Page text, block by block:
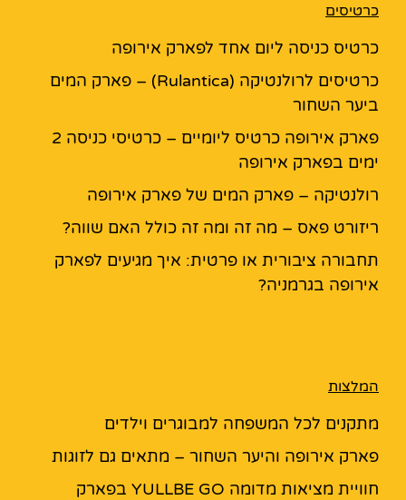
כרטיסים
כרטיס כניסה ליום אחד לפארק אירופה
כרטיסים לרולנטיקה (Rulantica) – פארק המים
ביער השחור
פארק אירופה כרטיס ליומיים – כרטיסי כניסה 2
ימים בפארק אירופה
רולנטיקה – פארק המים של פארק אירופה
ריזורט פאס – מה זה ומה זה כולל האם שווה?
תחבורה ציבורית או פרטית: איך מגיעים לפארק
אירופה בגרמניה?
המלצות
מתקנים לכל המשפחה למבוגרים וילדים
פארק אירופה והיער השחור – מתאים גם לזוגות
חוויית מציאות מדומה YULLBE GO בפארק